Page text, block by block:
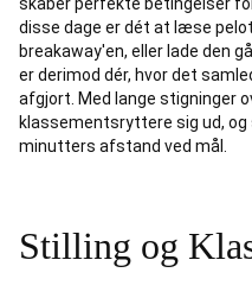
disse dage er dét at læse
breakaway'en, eller lade den
er derimod dér, hvor det
afgjort. Med lange stigninger
klassementsryttere sig ud, og
minutters afstand ved mål.
Stilling og